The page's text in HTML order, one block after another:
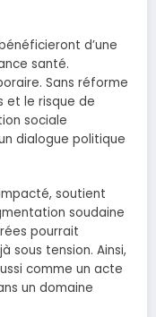
d’une
santé.
Sans réforme
et le risque de
sociale
dialogue politique
soutient
soudaine
pourrait
sous tension. Ainsi,
comme un acte
un domaine